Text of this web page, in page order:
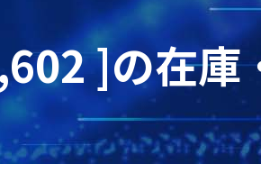
]の在